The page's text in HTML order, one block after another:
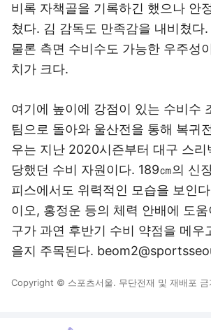
비록 자책골을 기록하긴 했으나 안
쳤다. 김 감독도 만족감을 내비쳤다
물론 측면 수비수도 가능한 우주성
치가 크다.
여기에 높이에 강점이 있는 수비수
팀으로 돌아와 울산전을 통해 복귀
우는 지난 2020시즌부터 대구 스리
당했던 수비 자원이다. 189㎝의 신
피스에서도 위력적인 모습을 보인
이오, 홍정운 등의 체력 안배에 도
구가 과연 후반기 수비 약점을 메우
을지 주목된다.
Copyright © 스포츠서울. 무단전재 및 재배포 금